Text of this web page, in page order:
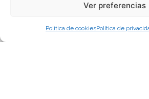
Ver preferencias
Política de cookiesPolítica de